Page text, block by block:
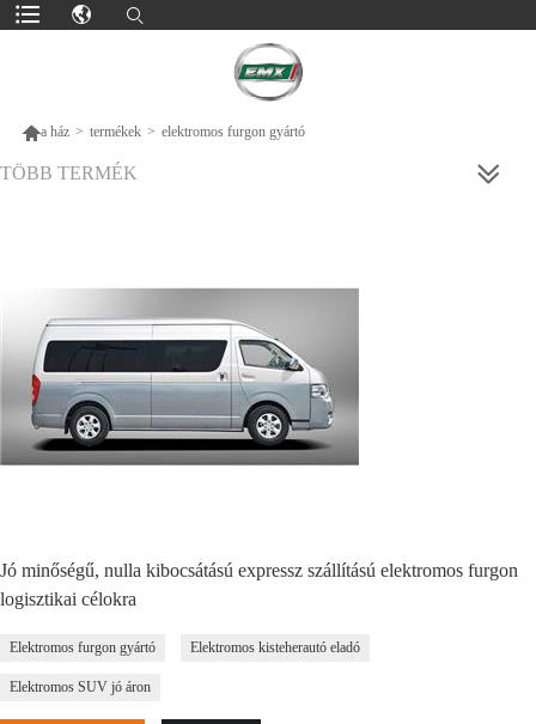
a ház > termékek > elektromos furgon gyártó
TÖBB TERMÉK
Jó minőségű, nulla kibocsátású expressz szállítású elektromos furgon
logisztikai célokra
Elektromos furgon gyártó Elektromos kisteherautó eladó
Elektromos SUV jó áron